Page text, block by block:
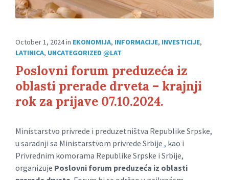
October 1, 2024in EKONOMIJA, INFORMACIJE, INVESTICIJE,
LATINICA, UNCATEGORIZED @LAT
Poslovni forum preduzeća iz
oblasti prerade drveta – krajnji
rok za prijave 07.10.2024.
Ministarstvo privrede i preduzetništva Republike Srpske,
u saradnji sa Ministarstvom privrede Srbije , kao i
Privrednim komorama Republike Srpske i Srbije,
organizuje Poslovni forum preduzeća iz oblasti